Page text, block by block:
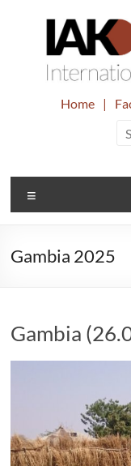
IAK.
Reisen
Internationaler
Home |
Gambia 2025
Gambia